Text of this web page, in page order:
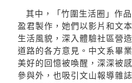
其中，「竹圍生活圈」作
盈君製作，她們以影片和文
生活風貌，深入體驗社區營
道路的各方意見。中文系畢
美好的回憶被喚醒，深深被
參與外，也吸引文山報導雜